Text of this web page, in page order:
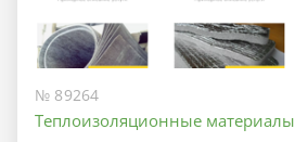
№ 89264
Теплоизоляционные материалы